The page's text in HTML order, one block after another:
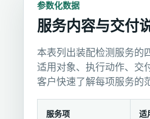
参数化数据
服务内容与交付
本表列出装配检测服务的
适用对象、执行动作、交
客户快速了解每项服务的
服务项 适